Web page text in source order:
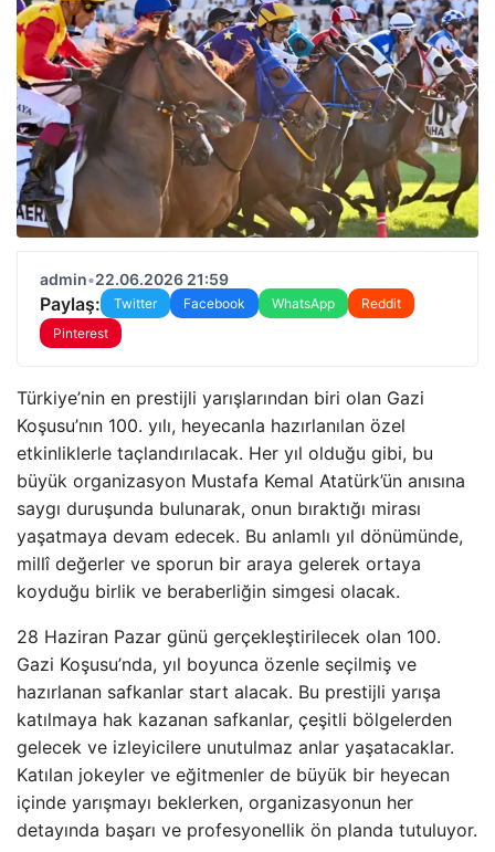
admin•22.06.2026 21:59
Paylaş: Twitter Facebook WhatsApp
Reddit
Pinterest
Türkiye’nin en prestijli yarışlarından biri olan Gazi
Koşusu’nın 100. yılı, heyecanla hazırlanılan özel
etkinliklerle taçlandırılacak. Her yıl olduğu gibi, bu
büyük organizasyon Mustafa Kemal Atatürk’ün anısına
saygı duruşunda bulunarak, onun bıraktığı mirası
yaşatmaya devam edecek. Bu anlamlı yıl dönümünde,
millî değerler ve sporun bir araya gelerek ortaya
koyduğu birlik ve beraberliğin simgesi olacak.
28 Haziran Pazar günü gerçekleştirilecek olan 100.
Gazi Koşusu’nda, yıl boyunca özenle seçilmiş ve
hazırlanan safkanlar start alacak. Bu prestijli yarışa
katılmaya hak kazanan safkanlar, çeşitli bölgelerden
gelecek ve izleyicilere unutulmaz anlar yaşatacaklar.
Katılan jokeyler ve eğitmenler de büyük bir heyecan
içinde yarışmayı beklerken, organizasyonun her
detayında başarı ve profesyonellik ön planda tutuluyor.